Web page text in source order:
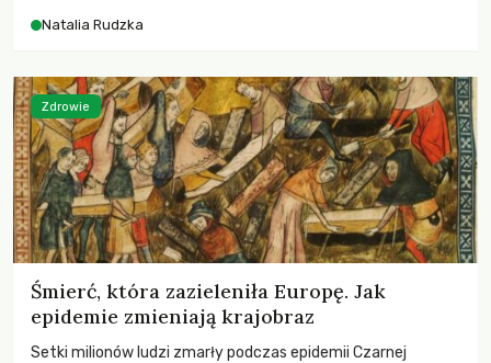
zdarzeń prowadzących do biologicznej śmierci rzeki.
Natalia Rudzka
Śmierć, która zazieleniła Europę. Jak
epidemie zmieniają krajobraz
Setki milionów ludzi zmarły podczas epidemii Czarnej
Zdrowie